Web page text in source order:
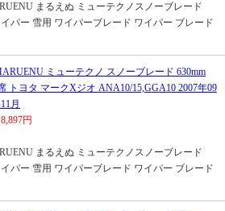
まるえぬ ミューテクノスノーブレード
イパー 雪用 ワイパーブレード ワイパー ブレード
ミューテクノ スノーブレード 630mm
トヨタ マークXジオ ANA10/15,GGA10 2007年09
月
円
まるえぬ ミューテクノスノーブレード
イパー 雪用 ワイパーブレード ワイパー ブレード